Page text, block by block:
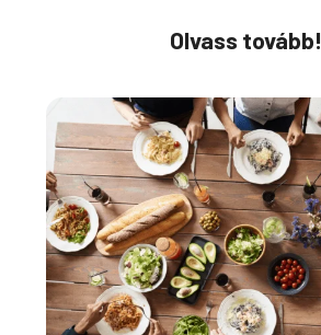
Olvass tovább!